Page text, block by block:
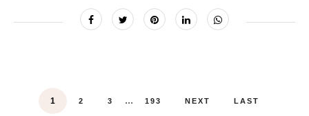
1 2 3 ... 193 NEXT LAST